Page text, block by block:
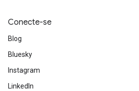
Conecte-se
Blog
Bluesky
Instagram
LinkedIn